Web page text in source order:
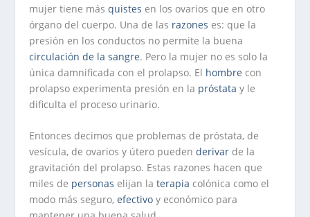
mujer tiene másquistes en los ovarios que en otro
órgano del cuerpo. Una de las razones es: que la
presión en los conductos no permite la buena
circulación de la sangre. Pero la mujer no es solo la
única damnificada con el prolapso. El hombre con
prolapso experimenta presión en la próstata y le
dificulta el proceso urinario.
Entonces decimos que problemas de próstata, de
vesícula, de ovarios y útero puedenderivar de la
gravitación del prolapso. Estas razones hacen que
miles de personas elijan laterapia colónica como el
modo más seguro,efectivo y económico para